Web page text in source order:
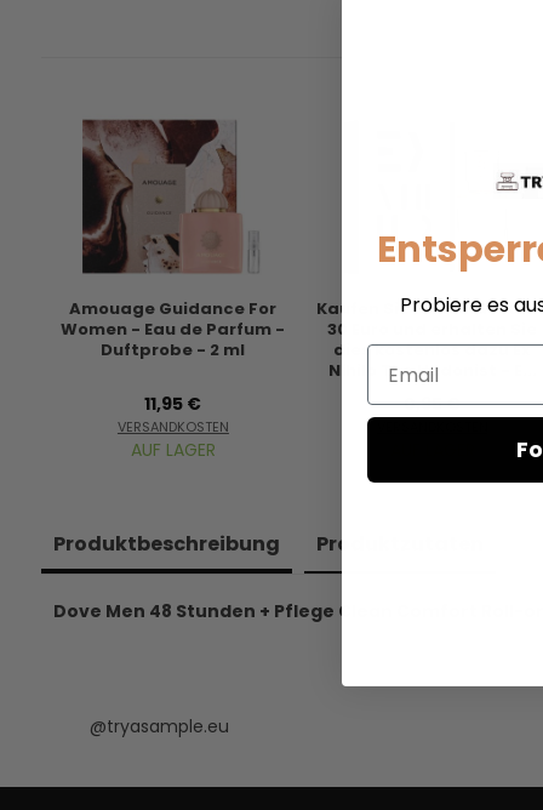
Amouage Guidance For
Women - Eau de Parfum -
Duftprobe - 2 ml
11,95 €
VERSANDKOSTEN
AUF LAGER
Kaufen Sie für
30 Euro und erhalten Sie
dies kostenlos dazu Ex
Nihilo The Hedonist - E...
0,95 €
Produkt­beschreibung Produkt­zutaten
Dove Men 48 Stunden + Pflege Clean Comfort Roll-
@tryasample.eu
Probiere es
Email